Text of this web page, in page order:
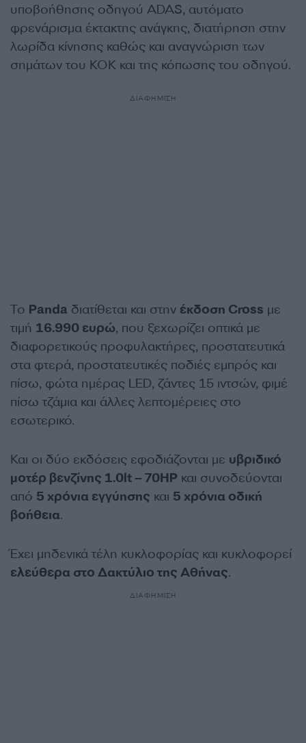
υποβοήθησης οδηγού ADAS, αυτόματο
φρενάρισμα έκτακτης ανάγκης, διατήρηση στην
λωρίδα κίνησης καθώς και αναγνώριση των
σημάτων του ΚΟΚ και της κόπωσης του οδηγού.
ΔΙΑΦΗΜΙΣΗ
Το Panda διατίθεται και στην έκδοση Cross με
τιμή 16.990 ευρώ, που ξεχωρίζει οπτικά με
διαφορετικούς προφυλακτήρες, προστατευτικά
στα φτερά, προστατευτικές ποδιές εμπρός και
πίσω, φώτα ημέρας LED, ζάντες 15 ιντσών, φιμέ
πίσω τζάμια και άλλες λεπτομέρειες στο
εσωτερικό.
Και οι δύο εκδόσεις εφοδιάζονται με υβριδικό
μοτέρ βενζίνης 1.0lt – 70HP και συνοδεύονται
από 5 χρόνια εγγύησης και 5 χρόνια οδική
βοήθεια.
Έχει μηδενικά τέλη κυκλοφορίας και κυκλοφορεί
ελεύθερα στο Δακτύλιο της Αθήνας.
ΔΙΑΦΗΜΙΣΗ